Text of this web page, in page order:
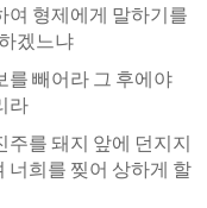
여 형제에게 말하기를
겠느냐
를 빼어라 그 후에야
라
주를 돼지 앞에 던지지
너희를 찢어 상하게 할